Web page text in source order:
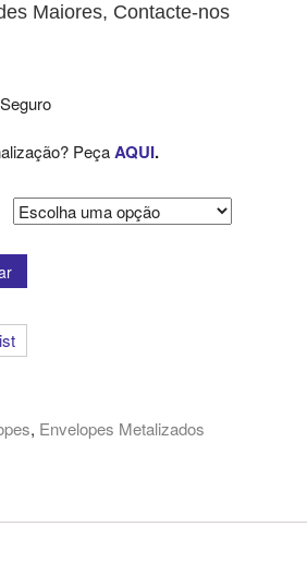
Maiores, Contacte-nos
PeçaAQUI.
, Envelopes Metalizados